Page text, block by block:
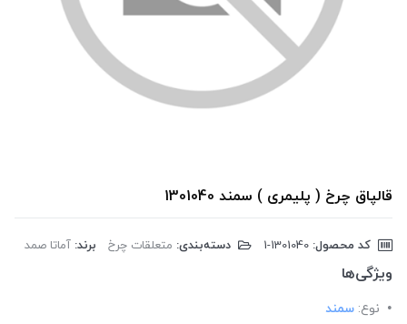
قالپاق چرخ ( پلیمری ) سمند 1301040
کد محصول: دسته‌بندی: متعلقات چرخ برند: آماتا صمد
ویژگی‌ها
نوع: سمند